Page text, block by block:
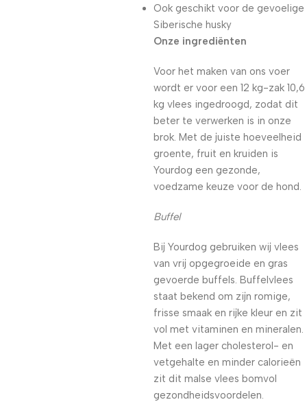
Ook geschikt voor de gevoelige
Siberische husky
Onze ingrediënten
Voor het maken van ons voer
wordt er voor een 12 kg-zak 10,6
kg vlees ingedroogd, zodat dit
beter te verwerken is in onze
brok. Met de juiste hoeveelheid
groente, fruit en kruiden is
Yourdog een gezonde,
voedzame keuze voor de hond.
Buffel
Bij Yourdog gebruiken wij vlees
van vrij opgegroeide en gras
gevoerde buffels. Buffelvlees
staat bekend om zijn romige,
frisse smaak en rijke kleur en zit
vol met vitaminen en mineralen.
Met een lager cholesterol- en
vetgehalte en minder calorieën
zit dit malse vlees bomvol
gezondheidsvoordelen.